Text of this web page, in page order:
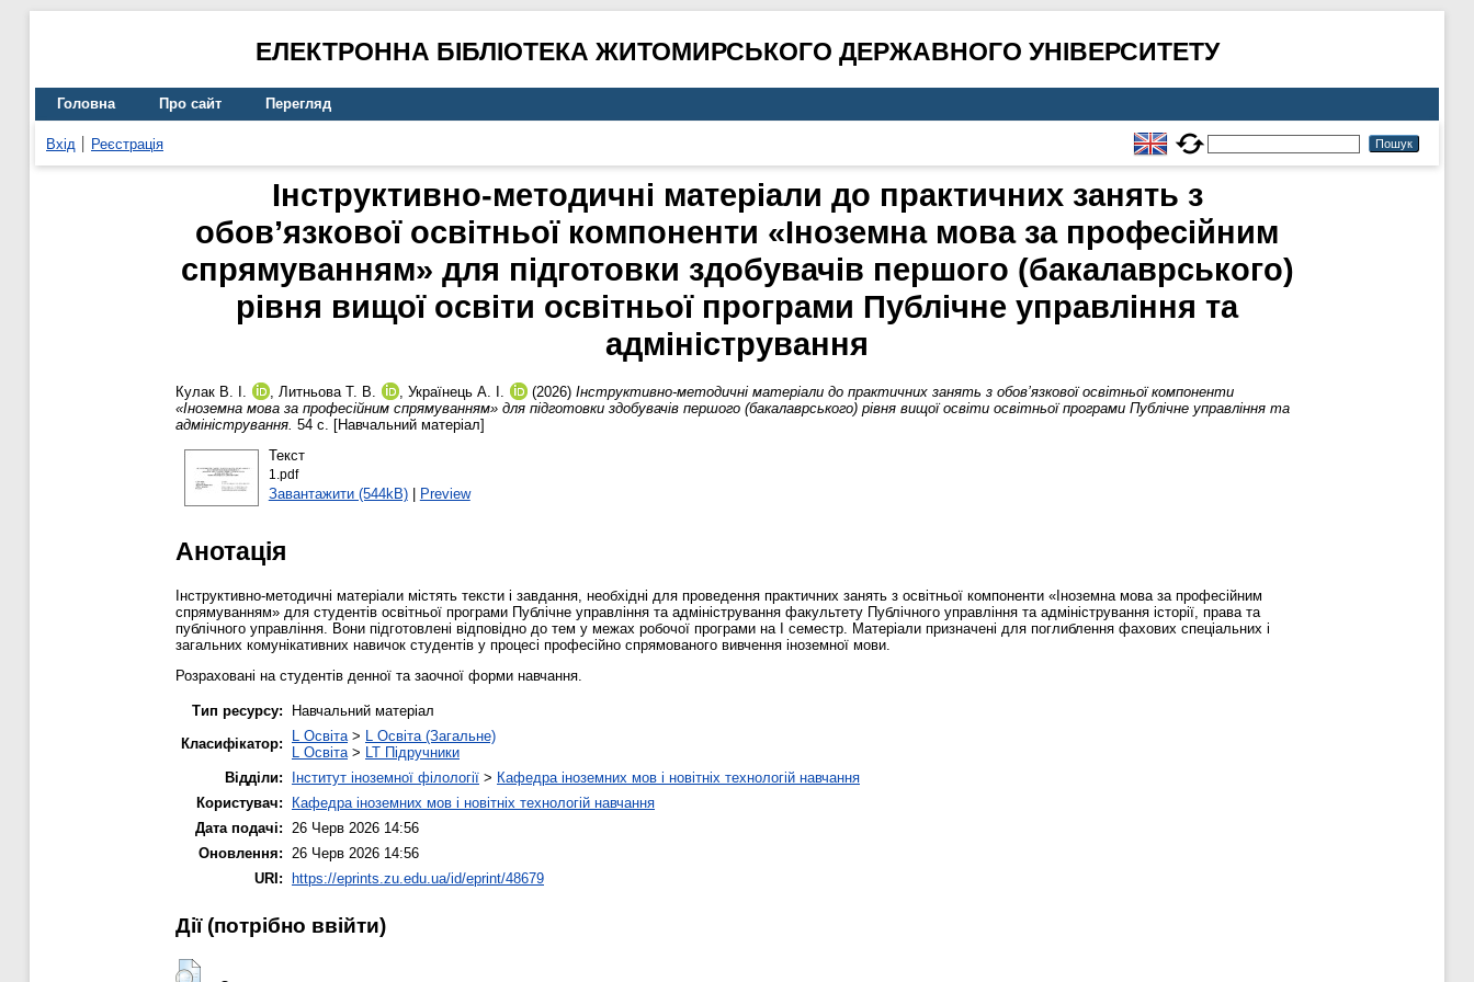
ЕЛЕКТРОННА БІБЛІОТЕКА ЖИТОМИРСЬКОГО ДЕРЖАВНОГО УНІВЕРСИТЕТУ
Головна Про сайт Перегляд
Вхід Реєстрація
Інструктивно-методичні матеріали до практичних занять з
обов’язкової освітньої компоненти «Іноземна мова за професійним
спрямуванням» для підготовки здобувачів першого (бакалаврського)
рівня вищої освіти освітньої програми Публічне управління та
адміністрування
Кулак В. І. , Литньова Т. В. , Українець А. І. (2026) Інструктивно-методичні матеріали до практичних занять з обов’язкової освітньої компоненти
«Іноземна мова за професійним спрямуванням» для підготовки здобувачів першого (бакалаврського) рівня вищої освіти освітньої програми Публічне управління та
адміністрування. 54 с. [Навчальний матеріал]
Текст
1.pdf
Завантажити (544kB)| Preview
Анотація
Інструктивно-методичні матеріали містять тексти і завдання, необхідні для проведення практичних занять з освітньої компоненти «Іноземна мова за професійним
спрямуванням» для студентів освітньої програми Публічне управління та адміністрування факультету Публічного управління та адміністрування історії, права та
публічного управління. Вони підготовлені відповідно до тем у межах робочої програми на І семестр. Матеріали призначені для поглиблення фахових спеціальних і
загальних комунікативних навичок студентів у процесі професійно спрямованого вивчення іноземної мови.
Розраховані на студентів денної та заочної форми навчання.
Тип ресурсу:
Навчальний матеріал
Класифікатор:
L Освіта> L Освіта (Загальне)
L Освіта> LT Підручники
Відділи:
Інститут іноземної філології > Кафедра іноземних мов і новітніх технологій навчання
Користувач:
Кафедра іноземних мов і новітніх технологій навчання
Дата подачі: 26 Черв 2026 14:56
Оновлення: 26 Черв 2026 14:56
URI:
https://eprints.zu.edu.ua/id/eprint/48679
Дії ​​(потрібно ввійти)